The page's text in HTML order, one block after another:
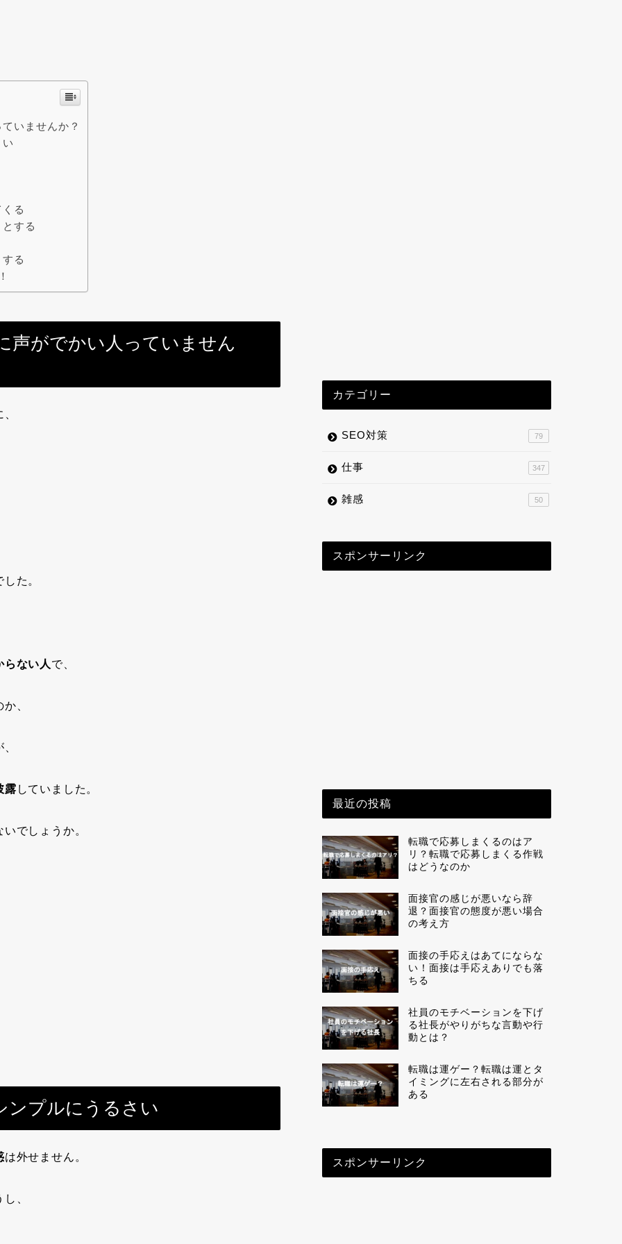
いませんか？
る
する
る
声がでかい人っていません
した。
らない人 で、
、
露 していました。
でしょうか。
ンプルにうるさい
は外せません。
、
カテゴリー
SEO対策 79
仕事 347
雑感 50
スポンサーリンク
最近の投稿
転職で応募しまくるのはア
リ？転職で応募しまくる作戦
はどうなのか
面接官の感じが悪いなら辞
退？面接官の態度が悪い場合
の考え方
面接の手応えはあてにならな
い！面接は手応えありでも落
ちる
社員のモチベーションを下げ
る社長がやりがちな言動や行
動とは？
転職は運ゲー？転職は運とタ
イミングに左右される部分が
ある
スポンサーリンク